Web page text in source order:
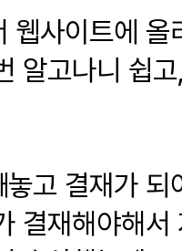
웹사이트에 올
알고나니 쉽
고 결재가
결재해야해